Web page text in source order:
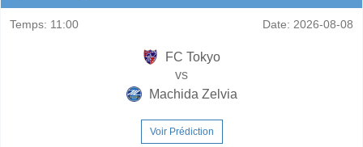
Temps: 11:00 Date: 2026-08-08
FC Tokyo
vs
Machida Zelvia
Voir Prédiction